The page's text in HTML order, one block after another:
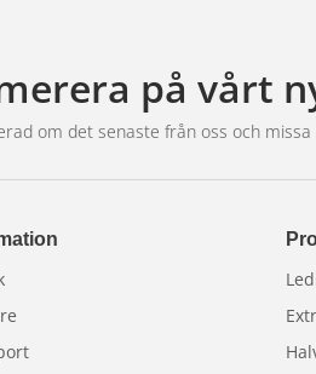
på vårt
om det senaste från oss och